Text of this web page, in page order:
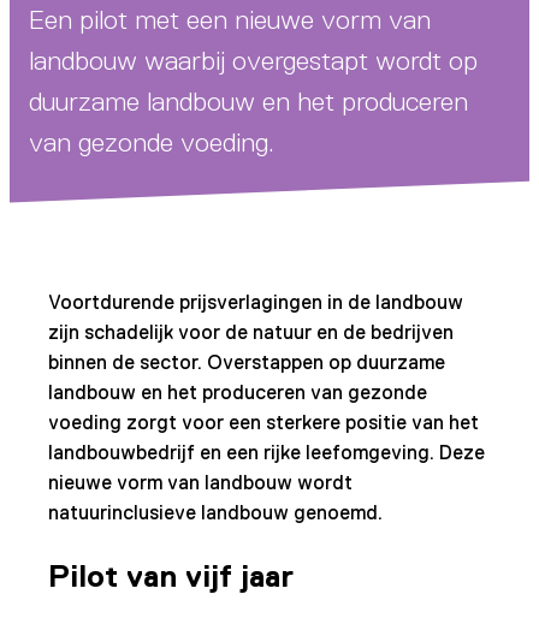
Een pilot met een nieuwe vorm van
landbouw waarbij overgestapt wordt op
duurzame landbouw en het produceren
van gezonde voeding.
Voortdurende prijsverlagingen in de landbouw
zijn schadelijk voor de natuur en de bedrijven
binnen de sector. Overstappen op duurzame
landbouw en het produceren van gezonde
voeding zorgt voor een sterkere positie van het
landbouwbedrijf en een rijke leefomgeving. Deze
nieuwe vorm van landbouw wordt
natuurinclusieve landbouw genoemd.
Pilot van vijf jaar